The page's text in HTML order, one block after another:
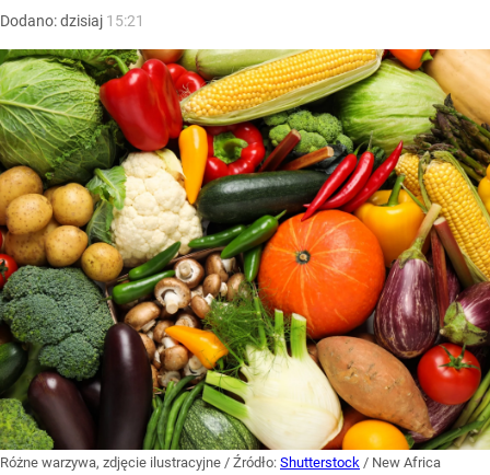
Dodano:dzisiaj 15:21
Różne warzywa, zdjęcie ilustracyjne / Źródło: Shutterstock / New Africa